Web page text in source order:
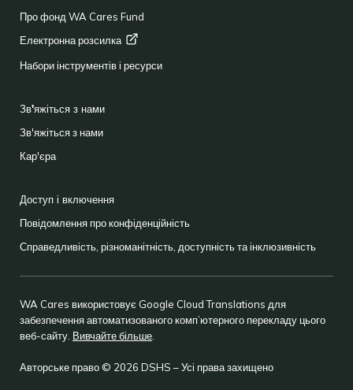
Про фонд WA Cares Fund
Електроннарозсилка
Набори інструментів і ресурси
Зв'яжіться з нами
Зв'яжіться з нами
Кар'єра
Доступ і включення
Повідомлення про конфіденційність
Справедливість, різноманітність, доступність та інклюзивність
WA Cares використовує Google Cloud Translations для
забезпечення автоматизованого комп’ютерного перекладу цього
веб-сайту. Вивчайте більше
Авторське право © 2026 DSHS – Усі права захищено